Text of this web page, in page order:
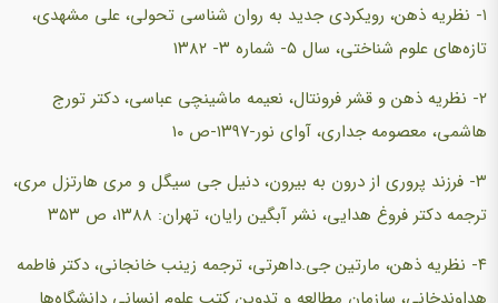
۱- نظریه ذهن، رویکردی جدید به روان شناسی تحولی، علی مشهدی،
تازه‌های علوم شناختی، سال ۵- شماره ۳- ۱۳۸۲
۲- نظریه ذهن و قشر فرونتال، نعیمه ماشینچی عباسی، دکتر تورج
هاشمی، معصومه جداری، آوای نور-۱۳۹۷-ص ۱۰
۳- فرزند پروری از درون به بیرون، دنیل جی سیگل و مری هارتزل مری،
ترجمه دکتر فروغ هدایی، نشر آبگین رایان، تهران: ۱۳۸۸، ص ۳۵۳
۴- نظریه ذهن، مارتین جی.داهرتی، ترجمه زینب خانجانی، دکتر فاطمه